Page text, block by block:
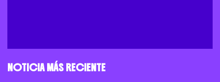
NOTICIA MÁS RECIENTE